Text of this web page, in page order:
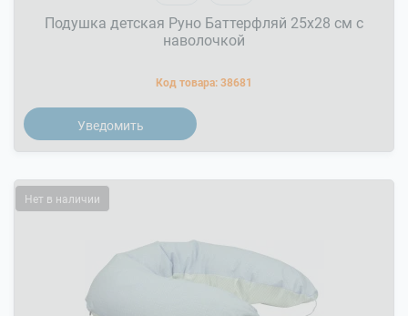
Подушка детская Руно Баттерфляй 25x28 см с
наволочкой
Код товара: 38681
Уведомить
Нет в наличии